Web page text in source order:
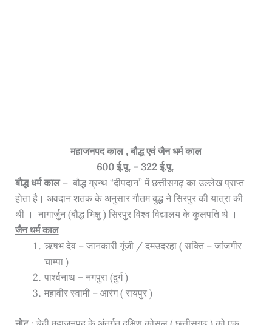
महाजनपद काल , बौद्ध एवं जैन धर्म काल
600 ई.पू. – 322 ई.पू.
बौद्ध धर्म काल– बौद्ध ग्रन्थ “दीपदान” में छत्तीसगढ़ का उल्लेख प्राप्त
होता है। अवदान शतक के अनुसार गौतम बुद्ध ने सिरपुर की यात्रा की
थी । नागार्जुन (बौद्ध भिक्षु ) सिरपुर विश्व विद्यालय के कुलपति थे ।
जैन धर्म काल
ऋषभ देव – जानकारी गूंजी / दमउदरहा ( सक्ति – जांजगीर
चाम्पा )
पार्श्वनाथ – नगपुरा (दुर्ग )
महावीर स्वामी – आरंग ( रायपुर )